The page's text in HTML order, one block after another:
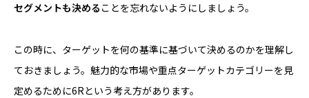
セグメントも決める ことを忘れないようにしましょう。
この時に、ターゲットを何の基準に基づいて決めるのかを理解し
ておきましょう。魅力的な市場や重点ターゲットカテゴリーを見
定めるために6Rという考え方があります。